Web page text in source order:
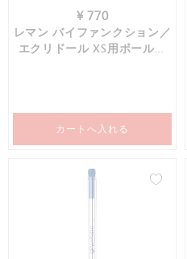
¥ 770
レマン バイファンクション／
エクリドール XS用ボールペ
カートへ入れる